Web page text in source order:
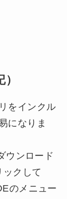
をインクル
になりま
ウンロード
ックして
のメニュー